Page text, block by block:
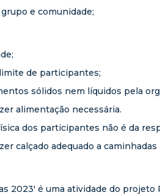
e comunidade;
de participantes;
sólidos nem líquidos pela
alimentação necessária.
dos participantes não é da
calçado adequado a
2023' é uma atividade do